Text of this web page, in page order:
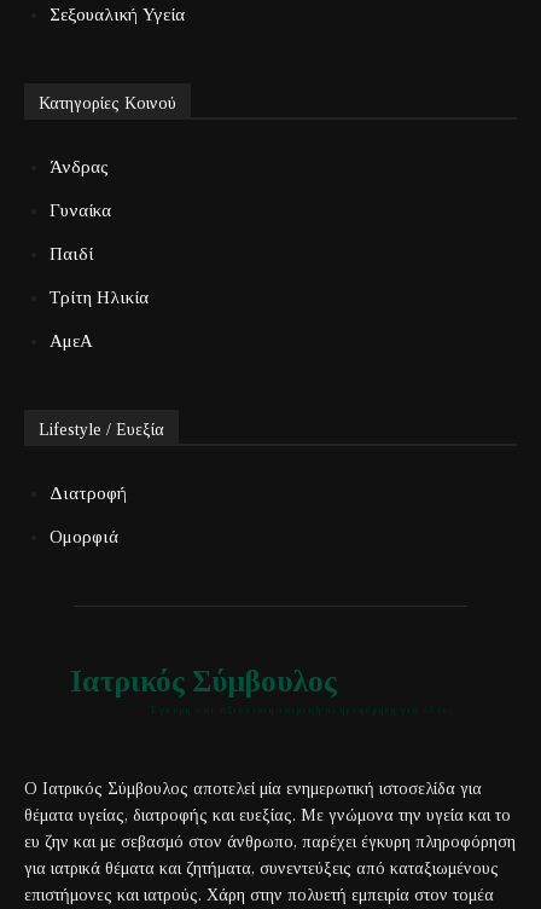
Σεξουαλική Υγεία
Κατηγορίες Κοινού
Άνδρας
Γυναίκα
Παιδί
Τρίτη Ηλικία
ΑμεΑ
Lifestyle / Ευεξία
Διατροφή
Ομορφιά
Ιατρικός Σύμβουλος
Ο Ιατρικός Σύμβουλος αποτελεί μία ενημερωτική ιστοσελίδα για
θέματα υγείας, διατροφής και ευεξίας. Με γνώμονα την υγεία και το
ευ ζην και με σεβασμό στον άνθρωπο, παρέχει έγκυρη πληροφόρηση
για ιατρικά θέματα και ζητήματα, συνεντεύξεις από καταξιωμένους
επιστήμονες και ιατρούς. Χάρη στην πολυετή εμπειρία στον τομέα